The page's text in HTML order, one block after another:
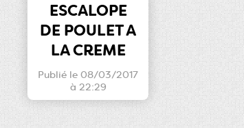
ESCALOPE
DE POULET A
LA CREME
Publié le 08/03/2017
à 22:29